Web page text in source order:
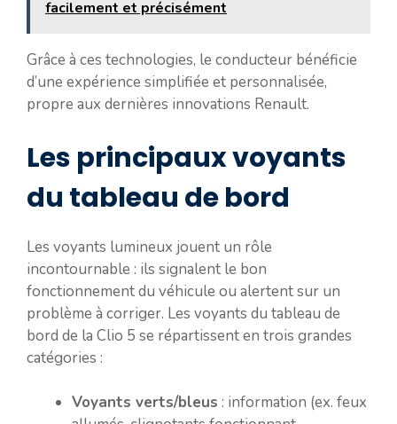
facilement et précisément
Grâce à ces technologies, le conducteur bénéficie
d’une expérience simplifiée et personnalisée,
propre aux dernières innovations Renault.
Les principaux voyants
du tableau de bord
Les voyants lumineux jouent un rôle
incontournable : ils signalent le bon
fonctionnement du véhicule ou alertent sur un
problème à corriger. Les voyants du tableau de
bord de la Clio 5 se répartissent en trois grandes
catégories :
Voyants verts/bleus : information (ex. feux